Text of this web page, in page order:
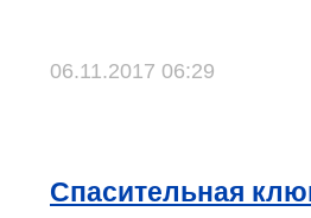
06.11.2017 06:29
Спасительная